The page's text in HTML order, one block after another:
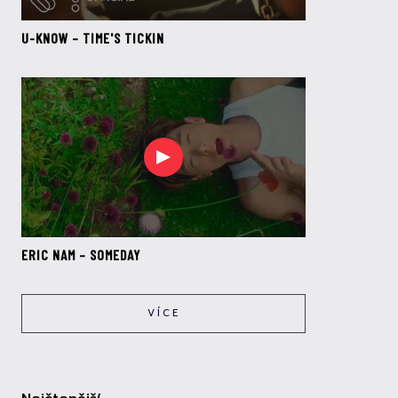
U-KNOW – TIME'S TICKIN
ERIC NAM – SOMEDAY
VÍCE